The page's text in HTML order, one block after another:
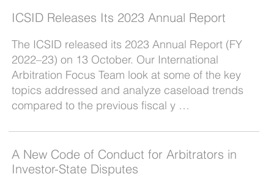
ICSID Releases Its 2023 Annual Report
The ICSID released its 2023 Annual Report (FY
2022–23) on 13 October. Our International
Arbitration Focus Team look at some of the key
topics addressed and analyze caseload trends
compared to the previous fiscal y …
A New Code of Conduct for Arbitrators in
Investor-State Disputes